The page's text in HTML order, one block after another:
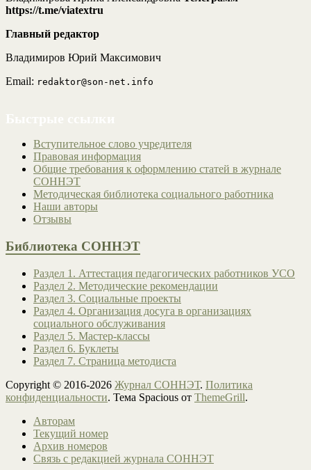
https://t.me/viatextru
Главный редактор
Владимиров Юрий Максимович
Email: redaktor@son-net.info
Вступительное слово учредителя
Правовая информация
Общие требования к оформлению статей в журнале
СОННЭТ
Методическая библиотека социального работника
Наши авторы
Отзывы
Библиотека СОННЭТ
Раздел 1. Аттестация педагогических работников УСО
Раздел 2. Методические рекомендации
Раздел 3. Социальные проекты
Раздел 4. Организация досуга в организациях
социального обслуживания
Раздел 5. Мастер-классы
Раздел 6. Буклеты
Раздел 7. Страница методиста
Copyright © 2016-2026 Журнал СОННЭТ. Политика
конфиденциальности. Тема Spacious от ThemeGrill.
Авторам
Текущий номер
Архив номеров
Связь с редакцией журнала СОННЭТ